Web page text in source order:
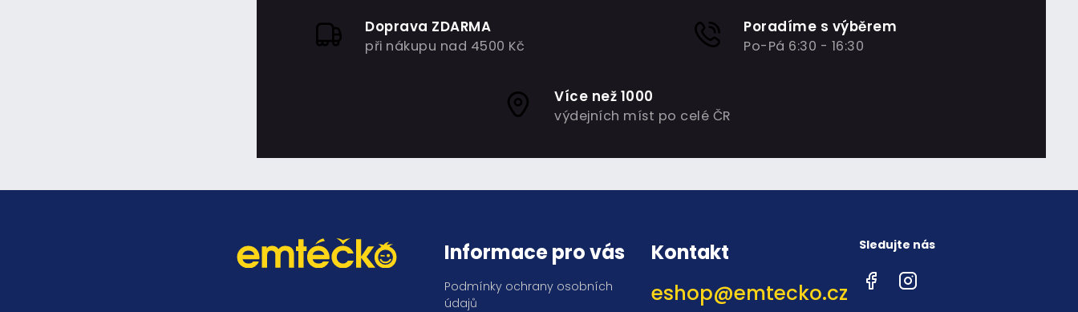
Doprava ZDARMA
při nákupu nad 4500 Kč
Poradíme s výběrem
Po-Pá 6:30 - 16:30
Více než 1000
výdejních míst po celé ČR
Informace pro vás
Podmínky ochrany osobních
údajů
Kontakt
eshop@emtecko.cz
Sledujte nás
FacebookInstagram